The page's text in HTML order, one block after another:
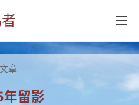
页
类
章
留影